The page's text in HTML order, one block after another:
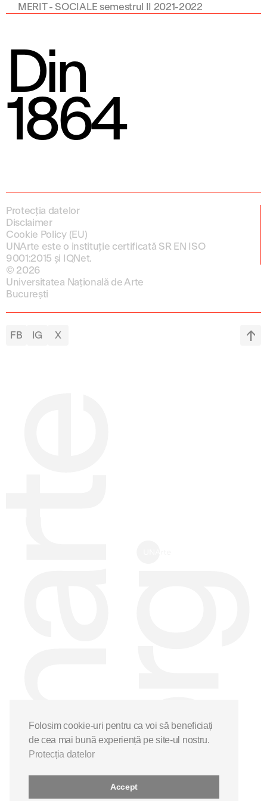
MERIT - SOCIALE semestrul II 2021-2022
Din
1864
Protecția datelor
Disclaimer
Cookie Policy (EU)
UNArte este o instituție certificată SR EN ISO
9001:2015 și IQNet.
© 2026
Universitatea Națională de Arte
București
FB IG X
Folosim cookie-uri pentru ca voi să beneficiați
de cea mai bună experiență pe site-ul nostru.
Protecția datelor
Accept